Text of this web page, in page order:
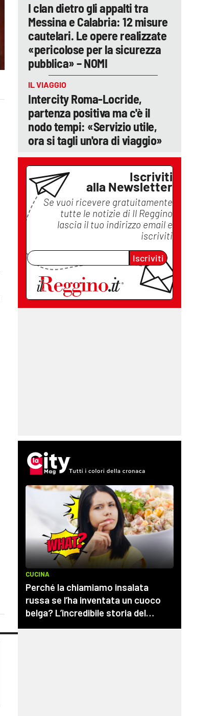
I clan dietro gli appalti tra
Messina e Calabria: 12 misure
cautelari. Le opere realizzate
«pericolose per la sicurezza
pubblica» – NOMI
IL VIAGGIO
Intercity Roma-Locride,
partenza positiva ma c'è il
nodo tempi: «Servizio utile,
ora si tagli un'ora di viaggio»
Iscriviti
alla Newsletter
Se vuoi ricevere gratuitamente
tutte le notizie di Il Reggino
lascia il tuo indirizzo email e
iscriviti
Iscriviti